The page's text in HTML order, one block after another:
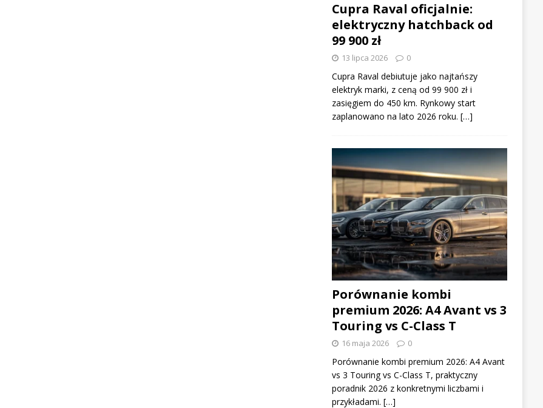
Cupra Raval oficjalnie:
elektryczny hatchback od
99 900 zł
13 lipca 2026 0
Cupra Raval debiutuje jako najtańszy
elektryk marki, z ceną od 99 900 zł i
zasięgiem do 450 km. Rynkowy start
zaplanowano na lato 2026 roku. […]
Porównanie kombi
premium 2026: A4 Avant vs 3
Touring vs C-Class T
16 maja 2026 0
Porównanie kombi premium 2026: A4 Avant
vs 3 Touring vs C-Class T, praktyczny
poradnik 2026 z konkretnymi liczbami i
przykładami. […]